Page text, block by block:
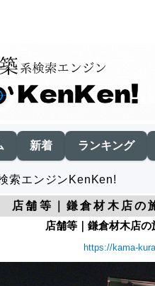
新着 ランキング
索エンジンKenKen!
店舗等｜鎌倉材木店の
店舗等｜鎌倉材木店
https://kama-